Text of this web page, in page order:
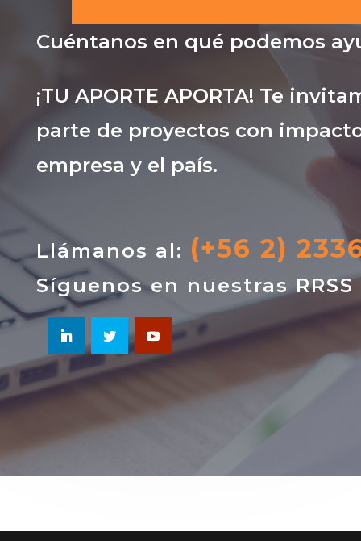
Cuéntanos en qué podemos
¡TU APORTE APORTA! Te
parte de proyectos con
empresa y el país.
Llámanos al: (+56 2)
Síguenos en nuestras RRSS